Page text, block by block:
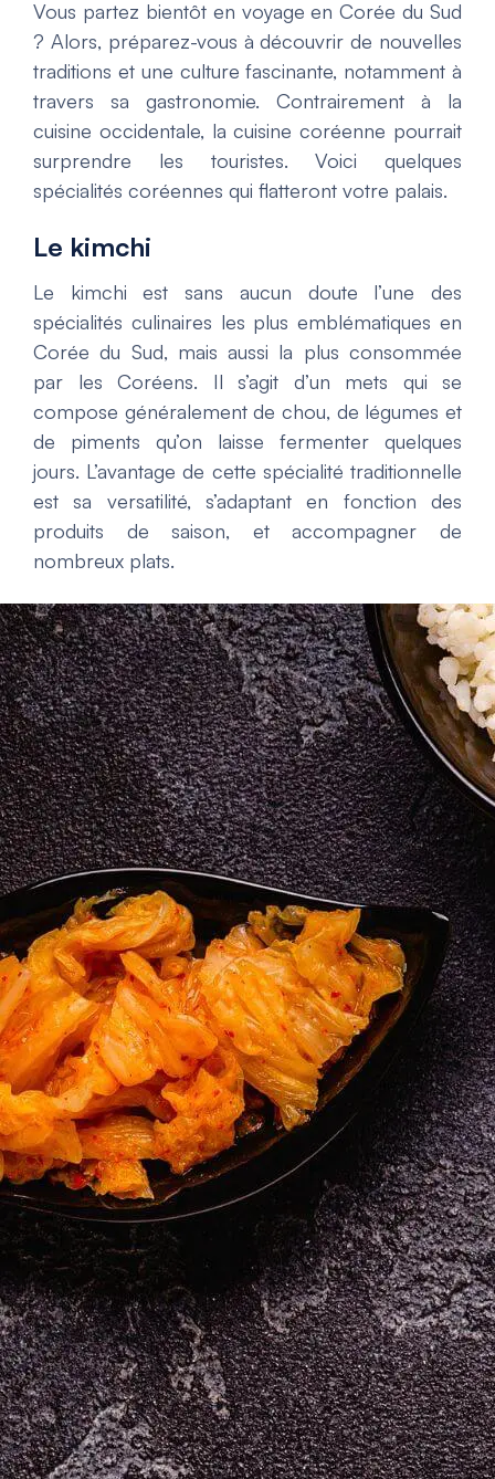
Vous partez bientôt en voyage en Corée du Sud
? Alors, préparez-vous à découvrir de nouvelles
traditions et une culture fascinante, notamment à
travers sa gastronomie. Contrairement à la
cuisine occidentale, la cuisine coréenne pourrait
surprendre les touristes. Voici quelques
spécialités coréennes qui flatteront votre palais.
Le kimchi
Le kimchi est sans aucun doute l’une des
spécialités culinaires les plus emblématiques en
Corée du Sud, mais aussi la plus consommée
par les Coréens. Il s’agit d’un mets qui se
compose généralement de chou, de légumes et
de piments qu’on laisse fermenter quelques
jours. L’avantage de cette spécialité traditionnelle
est sa versatilité, s’adaptant en fonction des
produits de saison, et accompagner de
nombreux plats.